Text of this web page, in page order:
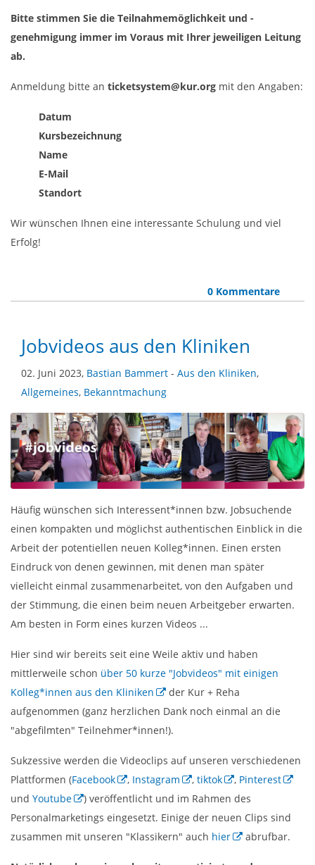
Bitte stimmen Sie die Teilnahmemöglichkeit und -
genehmigung immer im Voraus mit Ihrer jeweiligen Leitung
ab.
Anmeldung bitte an ticketsystem@kur.org mit den Angaben:
Datum
Kursbezeichnung
Name
E-Mail
Standort
Wir wünschen Ihnen eine interessante Schulung und viel
Erfolg!
0 Kommentare
Jobvideos aus den Kliniken
02. Juni 2023, Bastian Bammert - Aus den Kliniken,
Allgemeines, Bekanntmachung
Häufig wünschen sich Interessent*innen bzw. Jobsuchende
einen kompakten und möglichst authentischen Einblick in die
Arbeit der potentiellen neuen Kolleg*innen. Einen ersten
Eindruck von denen gewinnen, mit denen man später
vielleicht einmal zusammenarbeitet, von den Aufgaben und
der Stimmung, die einen beim neuen Arbeitgeber erwarten.
Am besten in Form eines kurzen Videos ...
Hier sind wir bereits seit eine Weile aktiv und haben
mittlerweile schon über 50 kurze "Jobvideos" mit einigen
Kolleg*innen aus den Kliniken
der Kur + Reha
aufgenommen (ganz herzlichen Dank noch einmal an die
"abgefilmten" Teilnehmer*innen!).
Sukzessive werden die Videoclips auf unseren verschiedenen
Plattformen (Facebook , Instagram , tiktok , Pinterest
und Youtube
) veröffentlicht und im Rahmen des
Personalmarketings eingesetzt. Einige der neuen Clips sind
zusammen mit unseren "Klassikern" auch hier abrufbar.